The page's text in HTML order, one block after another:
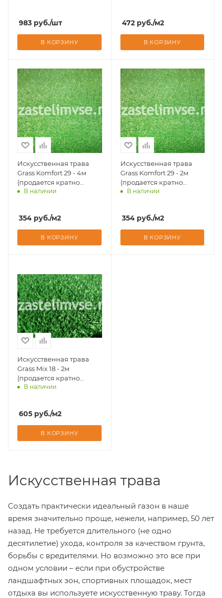
983 руб./шт
В КОРЗИНУ
472руб./м2
В КОРЗИНУ
Искусственная трава
Grass Komfort 29 - 4м
(продается кратно
рулонам)
В наличии
354 руб./м2
В КОРЗИНУ
Искусственная трава
Grass Komfort 29 - 2м
(продается кратно
рулонам)
В наличии
354руб./м2
В КОРЗИНУ
Искусственная трава
Grass Mix 18 - 2м
(продается кратно
рулонам)
В наличии
605 руб./м2
В КОРЗИНУ
Искусственная трава
Создать практически идеальный газон в наше
время значительно проще, нежели, например, 50 лет
назад. Не требуется длительного (не одно
десятилетие) ухода, контроля за качеством грунта,
борьбы с вредителями. Но возможно это все при
одном условии – если при обустройстве
ландшафтных зон, спортивных площадок, мест
отдыха вы используете искусственную траву. Тогда